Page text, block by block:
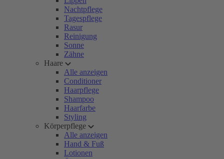
Nachtpflege
Tagespflege
Rasur
Reinigung
Sonne
Zähne
Haare
Alle anzeigen
Conditioner
Haarpflege
Shampoo
Haarfarbe
Styling
Körperpflege
Alle anzeigen
Hand & Fuß
Lotionen